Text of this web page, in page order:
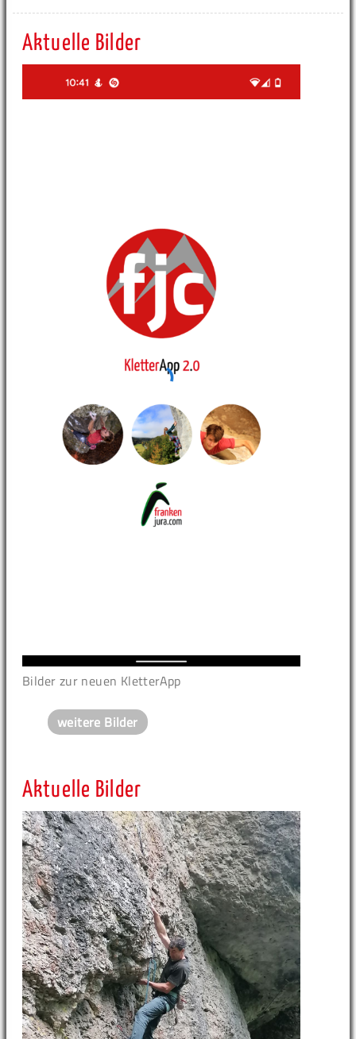
Aktuelle Bilder
Bilder zur neuen KletterApp
weitere Bilder
Aktuelle Bilder